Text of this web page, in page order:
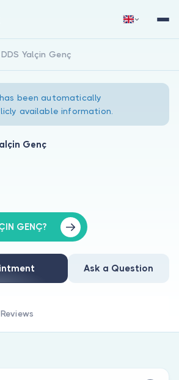
you a doctor?
DDS Yalçin Genç
been automatically
available information.
Genç
GENÇ?
Ask a Question
Reviews